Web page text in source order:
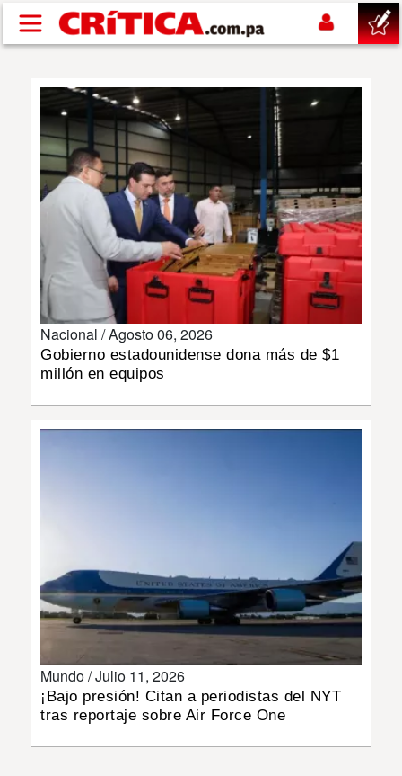
Pasar al contenido principal
SUCESOS
NACIONAL
SHOW
DEPORTES
Nacional /Agosto 06, 2026
Gobierno estadounidense dona más de $1
millón en equipos
Mundo /Julio 11, 2026
¡Bajo presión! Citan a periodistas del NYT
tras reportaje sobre Air Force One